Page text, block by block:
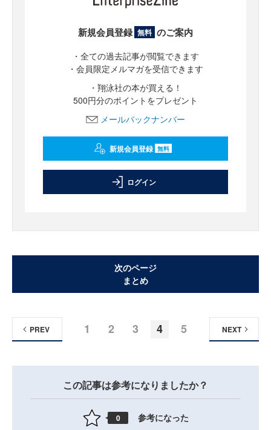
新規会員登録 無料 のご案内
・全ての過去記事が閲覧できます
・会員限定メルマガを受信できます
・翔泳社の本が買える！
500円分のポイントをプレゼント
メールバックナンバー
新規会員登録 無料
ログイン
次のページ
まとめ
1 2 3 4 5
PREV NEXT
この記事は参考になりましたか？
0 参考になった